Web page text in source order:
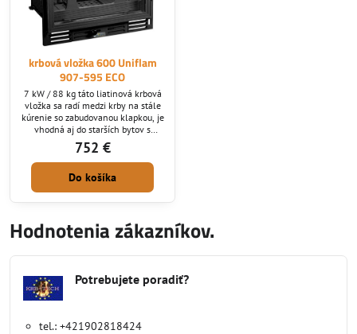
krbová vložka 600 Uniflam
907-595 ECO
7 kW / 88 kg táto liatinová krbová
vložka sa radí medzi krby na stále
kúrenie so zabudovanou klapkou, je
vhodná aj do starších bytov s
rozmermi komína 15x15 keďže jej
nároky na ťah sú nízke. Ekologický
produkt - spĺňa požiadavky na
Ekodizajn
752 €
Do košíka
Hodnotenia zákazníkov.
Potrebujete poradiť?
tel.: +421902818424